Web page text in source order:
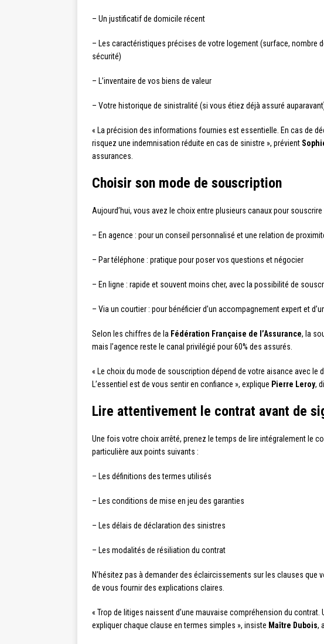
– Un justificatif de domicile récent
– Les caractéristiques précises de votre logement (surface, nombre
sécurité)
– L’inventaire de vos biens de valeur
– Votre historique de sinistralité (si vous étiez déjà assuré
« La précision des informations fournies est essentielle. En cas de
risquez une indemnisation réduite en cas de sinistre », prévient
assurances.
Choisir son mode de souscription
Aujourd’hui, vous avez le choix entre plusieurs canaux pour
– En agence : pour un conseil personnalisé et une relation de
– Par téléphone : pratique pour poser vos questions et négocier
– En ligne : rapide et souvent moins cher, avec la possibilité de
– Via un courtier : pour bénéficier d’un accompagnement expert et
Selon les chiffres de la Fédération Française de l’Assurance, la
mais l’agence reste le canal privilégié pour 60% des assurés.
« Le choix du mode de souscription dépend de votre aisance avec le
L’essentiel est de vous sentir en confiance », explique Pierre Leroy,
Lire attentivement le contrat avant de
Une fois votre choix arrêté, prenez le temps de lire intégralement le
particulière aux points suivants :
– Les définitions des termes utilisés
– Les conditions de mise en jeu des garanties
– Les délais de déclaration des sinistres
– Les modalités de résiliation du contrat
N’hésitez pas à demander des éclaircissements sur les clauses que
de vous fournir des explications claires.
« Trop de litiges naissent d’une mauvaise compréhension du
expliquer chaque clause en termes simples », insiste Maître Dubois,